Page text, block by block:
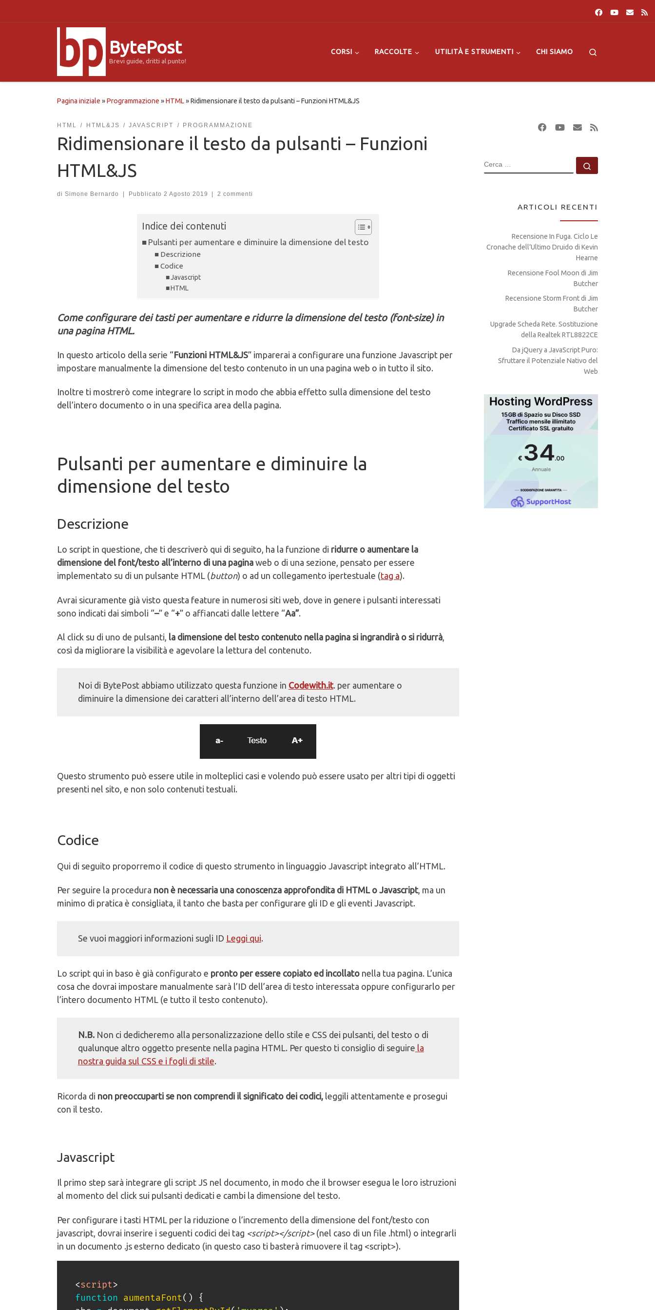
BytePost
Brevi guide, dritti al punto!
CORSI RACCOLTE UTILITÀ E STRUMENTI CHI SIAMO
Pagina iniziale »Programmazione »HTML»Ridimensionare il testo da pulsanti – Funzioni HTML&JS
HTML HTML&JS JAVASCRIPT PROGRAMMAZIONE
Ridimensionare il testo da pulsanti – Funzioni
HTML&JS
di Simone Bernardo Pubblicato 2 Agosto 2019 2 commenti
Indice dei contenuti
Pulsanti per aumentare e diminuire la dimensione del testo
Descrizione
Codice
Javascript
HTML
Come configurare dei tasti per aumentare e ridurre la dimensione del testo (font-size) in
una pagina HTML.
In questo articolo della serie “Funzioni HTML&JS” imparerai a configurare una funzione Javascript per
impostare manualmente la dimensione del testo contenuto in un una pagina web o in tutto il sito.
Inoltre ti mostrerò come integrare lo script in modo che abbia effetto sulla dimensione del testo
dell’intero documento o in una specifica area della pagina.
Pulsanti per aumentare e diminuire la
dimensione del testo
Descrizione
Lo script in questione, che ti descriverò qui di seguito, ha la funzione di ridurre o aumentare la
dimensione del font/testo all’interno di una pagina web o di una sezione, pensato per essere
implementato su di un pulsante HTML (button) o ad un collegamento ipertestuale (tag a).
Avrai sicuramente già visto questa feature in numerosi siti web, dove in genere i pulsanti interessati
sono indicati dai simboli “–” e “+” o affiancati dalle lettere “Aa”.
Al click su di uno de pulsanti, la dimensione del testo contenuto nella pagina si ingrandirà o si ridurrà,
così da migliorare la visibilità e agevolare la lettura del contenuto.
Noi di BytePost abbiamo utilizzato questa funzione in Codewith.it. per aumentare o
diminuire la dimensione dei caratteri all’interno dell’area di testo HTML.
Questo strumento può essere utile in molteplici casi e volendo può essere usato per altri tipi di oggetti
presenti nel sito, e non solo contenuti testuali.
Codice
Qui di seguito proporremo il codice di questo strumento in linguaggio Javascript integrato all’HTML.
Per seguire la procedura non è necessaria una conoscenza approfondita di HTML o Javascript, ma un
minimo di pratica è consigliata, il tanto che basta per configurare gli ID e gli eventi Javascript.
Se vuoi maggiori informazioni sugli ID Leggi qui.
Lo script qui in baso è già configurato e pronto per essere copiato ed incollato nella tua pagina. L’unica
cosa che dovrai impostare manualmente sarà l’ID dell’area di testo interessata oppure configurarlo per
l’intero documento HTML (e tutto il testo contenuto).
N.B.Non ci dedicheremo alla personalizzazione dello stile e CSS dei pulsanti, del testo o di
qualunque altro oggetto presente nella pagina HTML. Per questo ti consiglio di seguire la
nostra guida sul CSS e i fogli di stile.
Ricorda di non preoccuparti se non comprendi il significato dei codici, leggili attentamente e prosegui
con il testo.
Javascript
Il primo step sarà integrare gli script JS nel documento, in modo che il browser esegua le loro istruzioni
al momento del click sui pulsanti dedicati e cambi la dimensione del testo.
Per configurare i tasti HTML per la riduzione o l’incremento della dimensione del font/testo con
javascript, dovrai inserire i seguenti codici dei tag <script></script>(nel caso di un file .html) o integrarli
in un documento .js esterno dedicato (in questo caso ti basterà rimuovere il tag <script>).
<script>
function aumentaFont( )
{
CERCA
ARTICOLI RECENTI
Recensione In Fuga. Ciclo Le
Cronache dell’Ultimo Druido di Kevin
Hearne
Recensione Fool Moon di Jim
Butcher
Recensione Storm Front di Jim
Butcher
Upgrade Scheda Rete. Sostituzione
della Realtek RTL8822CE
Da jQuery a JavaScript Puro:
Sfruttare il Potenziale Nativo del
Web